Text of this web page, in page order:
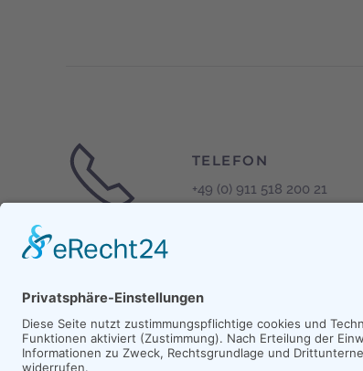
TELEFON
+49 (0) 911 518 200 21
Impressum|Datenschutz|Bildrechte